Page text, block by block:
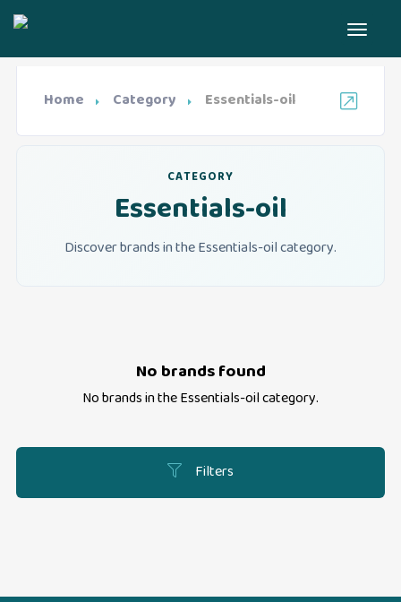
Home Category Essentials-oil
CATEGORY
Essentials-oil
Discover brands in the Essentials-oil category.
Filters
No brands found
No brands in theEssentials-oilcategory.